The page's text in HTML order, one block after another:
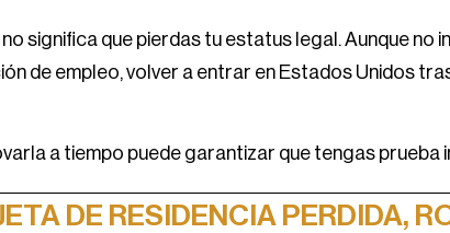
significa que pierdas tu estatus legal. Aunque
de empleo, volver a entrar en Estados Unidos
a tiempo puede garantizar que tengas prueba
DE RESIDENCIA PERDIDA,